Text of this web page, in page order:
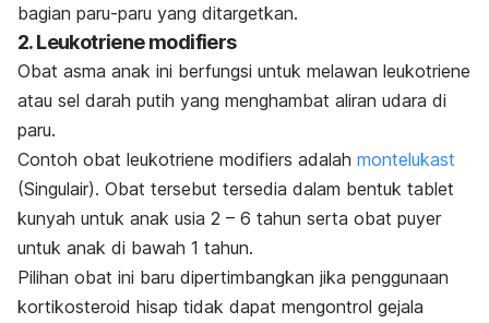
bagian paru-paru yang ditargetkan.
2. Leukotriene modifiers
Obat asma anak ini berfungsi untuk melawan leukotriene
atau sel darah putih yang menghambat aliran udara di
paru.
Contoh obat leukotriene modifiers adalah montelukast
(Singulair). Obat tersebut tersedia dalam bentuk tablet
kunyah untuk anak usia 2 – 6 tahun serta obat puyer
untuk anak di bawah 1 tahun.
Pilihan obat ini baru dipertimbangkan jika penggunaan
kortikosteroid hisap tidak dapat mengontrol gejala